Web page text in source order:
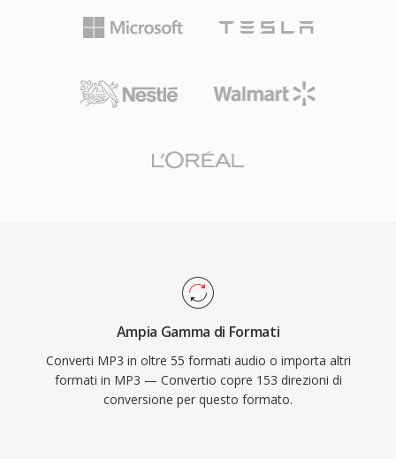
Ampia Gamma di Formati
Converti MP3 in oltre 55 formati audio o importa altri
formati in MP3 — Convertio copre 153 direzioni di
conversione per questo formato.